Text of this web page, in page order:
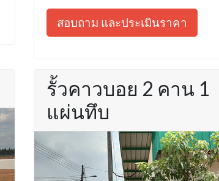
สอบถาม และประเมินราคา
รั้วคาวบอย 2 คาน 1
แผ่นทึบ